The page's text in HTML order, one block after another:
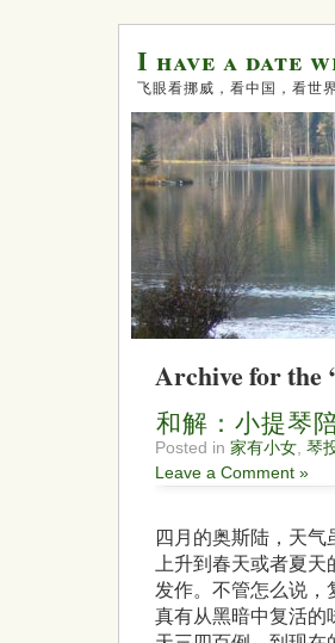
I have a date
飞眼看挪威，看中国，看世
Archive for the
和解：小提琴
Posted in 家有小女 琴
Leave a Comment »
四月的奥斯陆，天
上升到春天或者夏
发作。不管怎么说，
真有从黑暗中复活的